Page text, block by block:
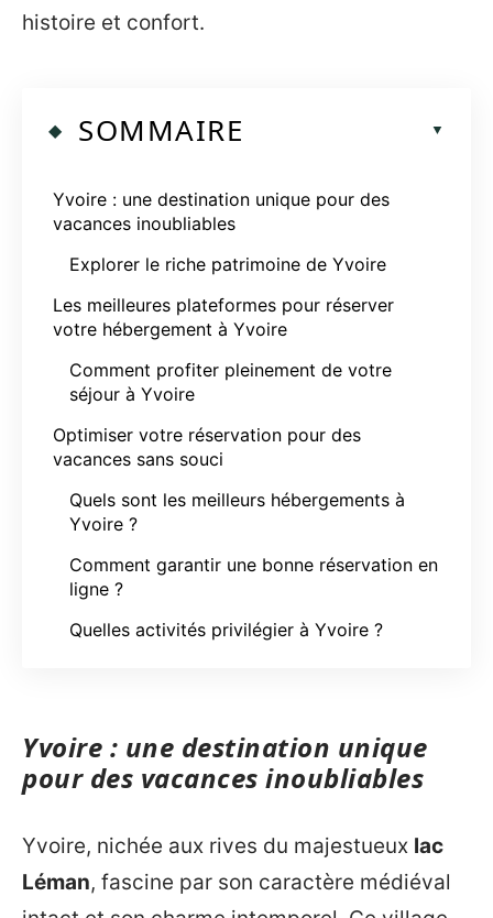
histoire et confort.
SOMMAIRE
Yvoire : une destination unique pour des
vacances inoubliables
Explorer le riche patrimoine de Yvoire
Les meilleures plateformes pour réserver
votre hébergement à Yvoire
Comment profiter pleinement de votre
séjour à Yvoire
Optimiser votre réservation pour des
vacances sans souci
Quels sont les meilleurs hébergements à
Yvoire ?
Comment garantir une bonne réservation en
ligne ?
Quelles activités privilégier à Yvoire ?
Yvoire : une destination unique
pour des vacances inoubliables
Yvoire, nichée aux rives du majestueux lac
Léman, fascine par son caractère médiéval